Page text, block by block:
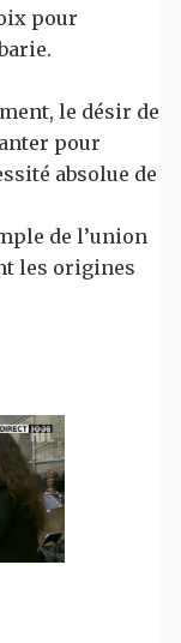
pour
le désir de
pour
absolue de
de l’union
les origines